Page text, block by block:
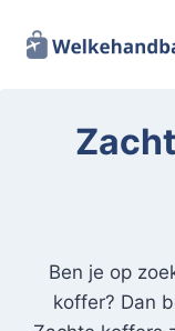
naar
Ben je op
koffer? Dan